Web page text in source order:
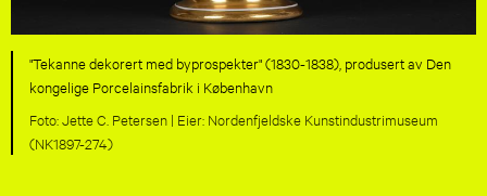
"Tekanne dekorert med byprospekter" (1830-1838), produsert av Den
kongelige Porcelainsfabrik i København
Jette C. Petersen |
Nordenfjeldske Kunstindustrimuseum
(NK1897-274)